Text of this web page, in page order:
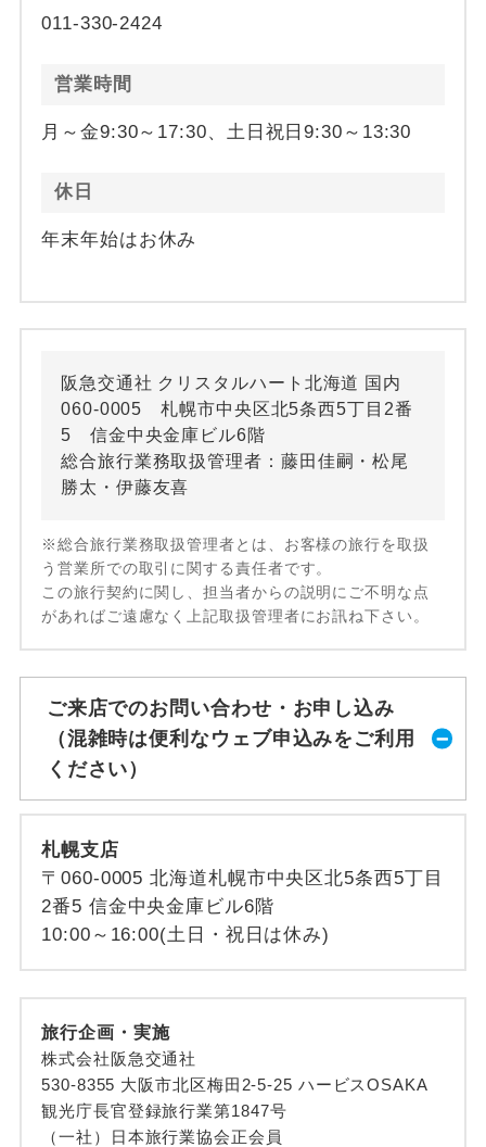
011-330-2424
営業時間
月～金9:30～17:30、土日祝日9:30～13:30
休日
年末年始はお休み
阪急交通社 クリスタルハート北海道 国内
060-0005 札幌市中央区北5条西5丁目2番
5 信金中央金庫ビル6階
総合旅行業務取扱管理者：藤田佳嗣・松尾
勝太・伊藤友喜
※総合旅行業務取扱管理者とは、お客様の旅行を取扱
う営業所での取引に関する責任者です。
この旅行契約に関し、担当者からの説明にご不明な点
があればご遠慮なく上記取扱管理者にお訊ね下さい。
ご来店でのお問い合わせ・お申し込み
（混雑時は便利なウェブ申込みをご利用
ください）
札幌支店
〒060-0005 北海道札幌市中央区北5条西5丁目
2番5 信金中央金庫ビル6階
10:00～16:00(土日・祝日は休み)
旅行企画・実施
株式会社阪急交通社
530-8355 大阪市北区梅田2-5-25 ハービスOSAKA
観光庁長官登録旅行業第1847号
（一社）日本旅行業協会正会員